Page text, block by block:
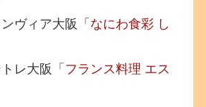
ヴィア大阪「 なにわ食彩 し
レ大阪「 フランス料理 エス